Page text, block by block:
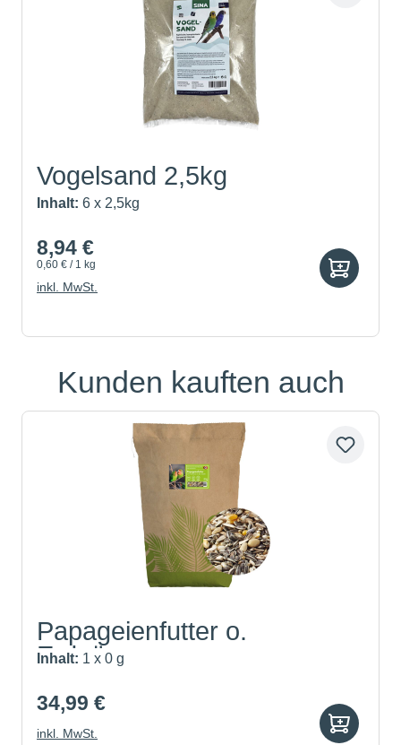
Vogelsand 2,5kg
Inhalt: 6 x 2,5kg
8,94 €
0,60 € / 1 kg
inkl. MwSt.
Produktgalerie überspringen
Kunden kauften auch
Papageienfutter o.
Erdnüsse...
Inhalt: 1 x 0 g
34,99 €
inkl. MwSt.